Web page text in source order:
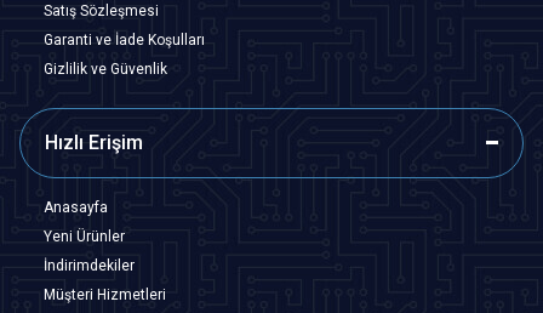
Satış Sözleşmesi
Garanti ve İade Koşulları
Gizlilik ve Güvenlik
Hızlı Erişim
Anasayfa
Yeni Ürünler
İndirimdekiler
Müşteri Hizmetleri